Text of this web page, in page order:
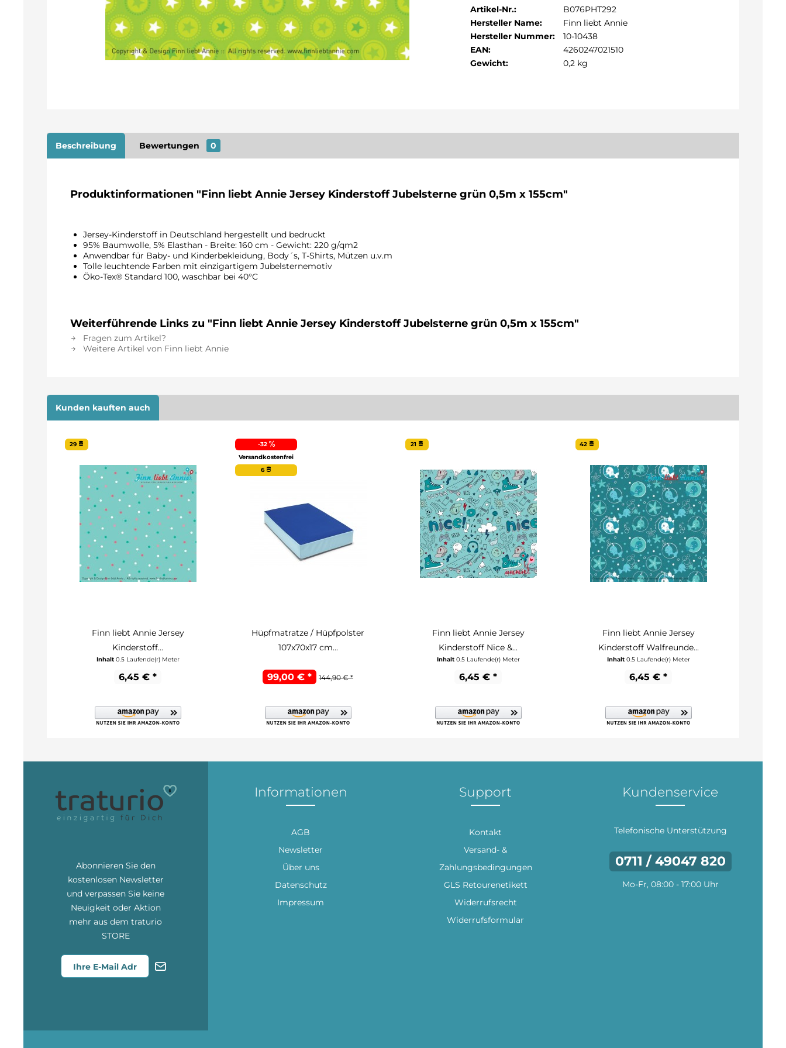
Artikel-Nr.:
B076PHT292
Hersteller Name:
Finn liebt Annie
Hersteller Nummer:
10-10438
EAN:
4260247021510
Gewicht:
0,2 kg
Beschreibung Bewertungen 0
Produktinformationen "Finn liebt Annie Jersey Kinderstoff Jubelsterne grün 0,5m x 155cm"
Jersey-Kinderstoff in Deutschland hergestellt und bedruckt
95% Baumwolle, 5% Elasthan - Breite: 160 cm - Gewicht: 220 g/qm2
Anwendbar für Baby- und Kinderbekleidung, Body´s, T-Shirts, Mützen u.v.m
Tolle leuchtende Farben mit einzigartigem Jubelsternemotiv
Öko-Tex® Standard 100, waschbar bei 40°C
Weiterführende Links zu "Finn liebt Annie Jersey Kinderstoff Jubelsterne grün 0,5m x 155cm"
Fragen zum Artikel?
Weitere Artikel von Finn liebt Annie
Kunden kauften auch
29
Finn liebt Annie Jersey
Kinderstoff...
Inhalt 0.5 Laufende(r) Meter
6,45 € *
-32
Versandkostenfrei
6
Hüpfmatratze / Hüpfpolster
107x70x17 cm...
99,00 € * 144,90 € *
21
Finn liebt Annie Jersey
Kinderstoff Nice &...
Inhalt 0.5 Laufende(r) Meter
6,45 € *
42
Finn liebt Annie Jersey
Kinderstoff Walfreunde...
Inhalt 0.5 Laufende(r) Meter
6,45 € *
Kundenservice
Telefonische Unterstützung
0711 / 49047 820
Mo-Fr, 08:00 - 17:00 Uhr
Support
Kontakt
Versand- &
Zahlungsbedingungen
GLS Retourenetikett
Widerrufsrecht
Widerrufsformular
Informationen
AGB
Newsletter
Über uns
Datenschutz
Impressum
Abonnieren Sie den
kostenlosen Newsletter
und verpassen Sie keine
Neuigkeit oder Aktion
mehr aus dem traturio
STORE